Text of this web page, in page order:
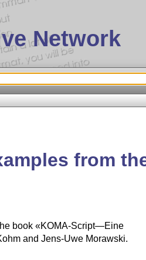
Network
from
book «KOMA-Script—Eine
and Jens-Uwe Morawski.